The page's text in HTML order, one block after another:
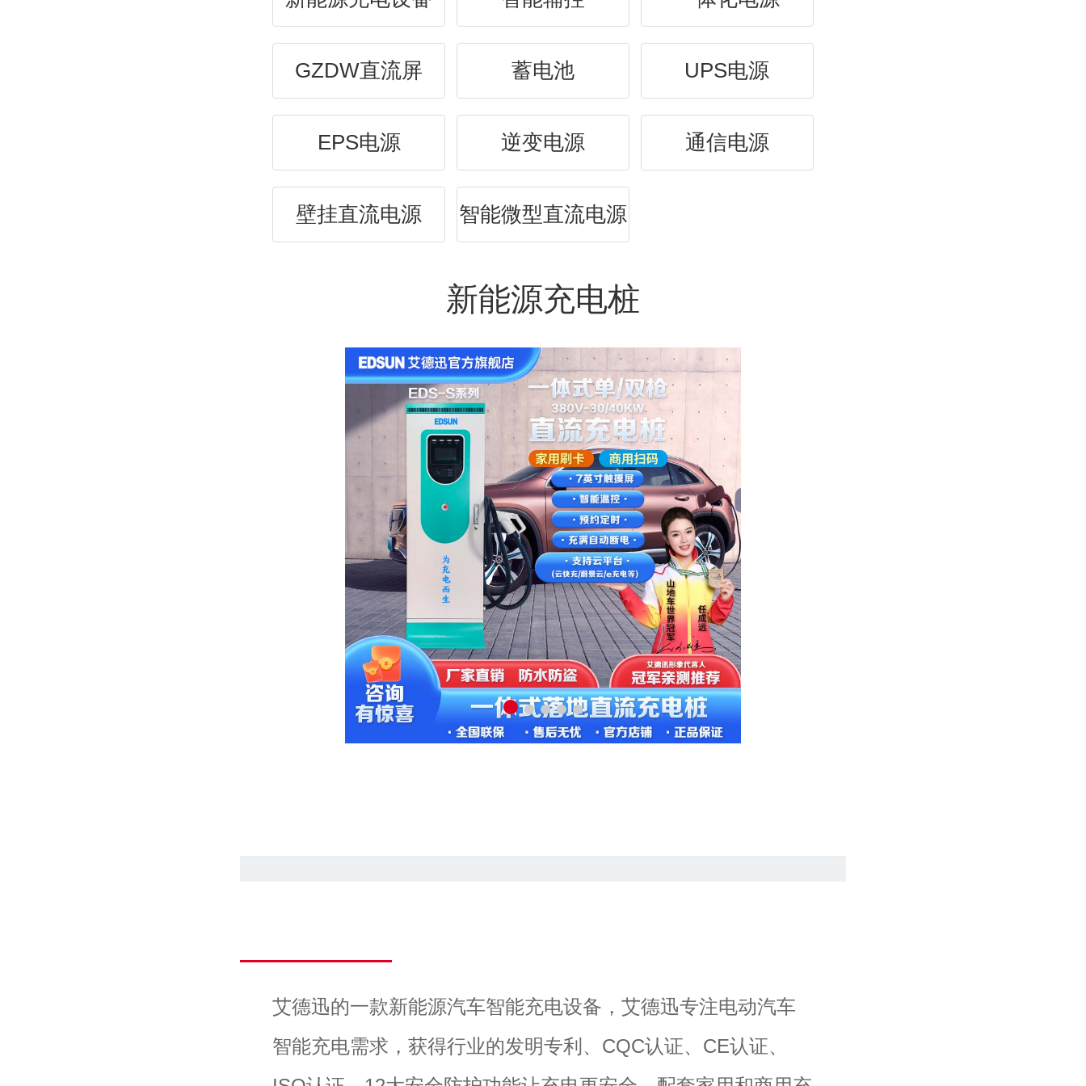
GZDW直流屏 蓄电池 UPS电源
EPS电源 逆变电源 通信电源
壁挂直流电源 智能微型直流电源
新能源充电桩
艾德迅的一款新能源汽车智能充电设备，艾德迅专注电动汽车
智能充电需求，获得行业的发明专利、CQC认证、CE认证、